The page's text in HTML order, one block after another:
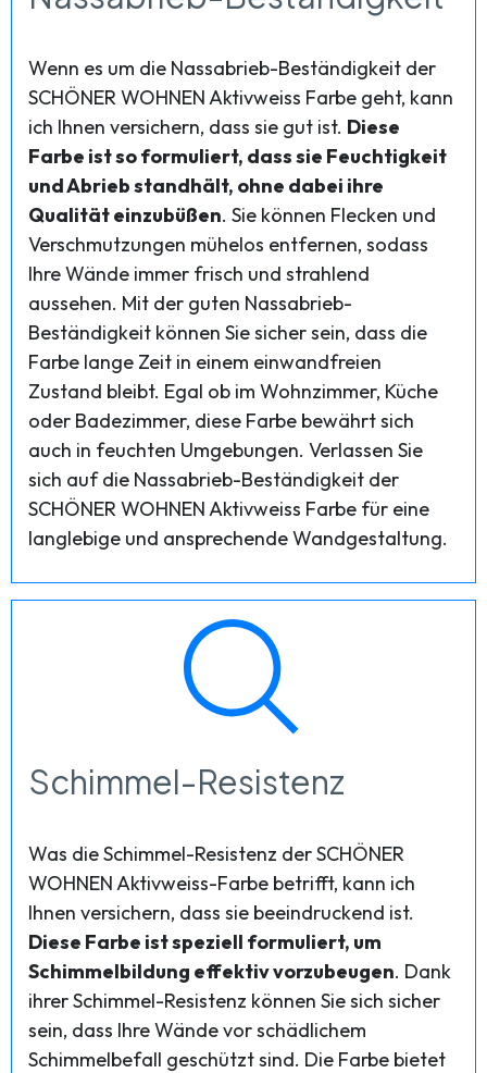
Wenn es um die Nassabrieb-Beständigkeit der
SCHÖNER WOHNEN Aktivweiss Farbe geht, kann
ich Ihnen versichern, dass sie gut ist. Diese
Farbe ist so formuliert, dass sie Feuchtigkeit
und Abrieb standhält, ohne dabei ihre
Qualität einzubüßen. Sie können Flecken und
Verschmutzungen mühelos entfernen, sodass
Ihre Wände immer frisch und strahlend
aussehen. Mit der guten Nassabrieb-
Beständigkeit können Sie sicher sein, dass die
Farbe lange Zeit in einem einwandfreien
Zustand bleibt. Egal ob im Wohnzimmer, Küche
oder Badezimmer, diese Farbe bewährt sich
auch in feuchten Umgebungen. Verlassen Sie
sich auf die Nassabrieb-Beständigkeit der
SCHÖNER WOHNEN Aktivweiss Farbe für eine
langlebige und ansprechende Wandgestaltung.
Schimmel-Resistenz
Was die Schimmel-Resistenz der SCHÖNER
WOHNEN Aktivweiss-Farbe betrifft, kann ich
Ihnen versichern, dass sie beeindruckend ist.
Diese Farbe ist speziell formuliert, um
Schimmelbildung effektiv vorzubeugen. Dank
ihrer Schimmel-Resistenz können Sie sich sicher
sein, dass Ihre Wände vor schädlichem
Schimmelbefall geschützt sind. Die Farbe bietet